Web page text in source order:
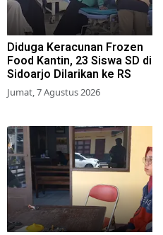
Diduga Keracunan Frozen
Food Kantin, 23 Siswa SD di
Sidoarjo Dilarikan ke RS
Jumat, 7 Agustus 2026